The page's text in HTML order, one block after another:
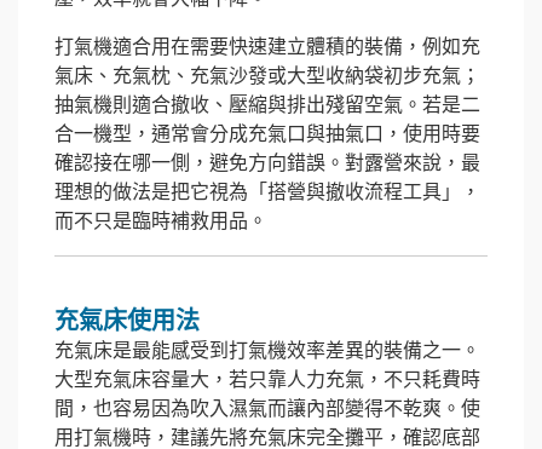
打氣機適合用在需要快速建立體積的裝備，例如充
氣床、充氣枕、充氣沙發或大型收納袋初步充氣；
抽氣機則適合撤收、壓縮與排出殘留空氣。若是二
合一機型，通常會分成充氣口與抽氣口，使用時要
確認接在哪一側，避免方向錯誤。對露營來說，最
理想的做法是把它視為「搭營與撤收流程工具」，
而不只是臨時補救用品。
充氣床使用法
充氣床是最能感受到打氣機效率差異的裝備之一。
大型充氣床容量大，若只靠人力充氣，不只耗費時
間，也容易因為吹入濕氣而讓內部變得不乾爽。使
用打氣機時，建議先將充氣床完全攤平，確認底部